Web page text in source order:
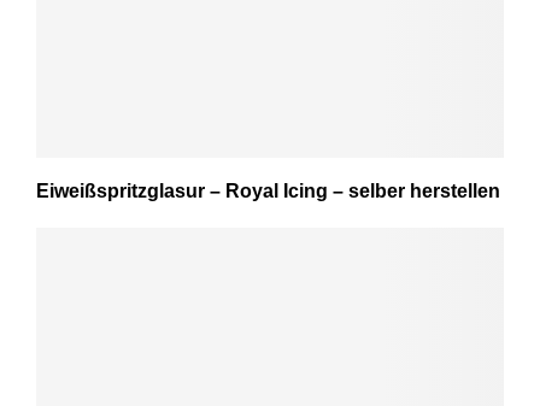
Eiweißspritzglasur – Royal Icing – selber herstellen